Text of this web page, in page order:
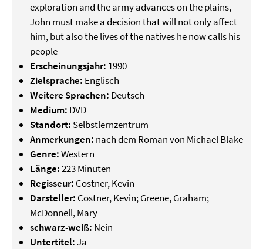
exploration and the army advances on the plains,
John must make a decision that will not only affect
him, but also the lives of the natives he now calls his
people
Erscheinungsjahr: 1990
Zielsprache: Englisch
Weitere Sprachen: Deutsch
Medium: DVD
Standort: Selbstlernzentrum
Anmerkungen: nach dem Roman von Michael Blake
Genre:Western
Länge:223 Minuten
Regisseur: Costner, Kevin
Darsteller: Costner, Kevin; Greene, Graham;
McDonnell, Mary
schwarz-weiß: Nein
Untertitel:Ja